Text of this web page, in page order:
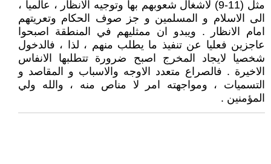
مثل (11-9) لاشغال شعوبهم بها وتوجيه الانظار ، عالميا ،
الى الاسلام و المسلمين و جز صوف الحكام وتعريتهم
امام الانظار . ويبدو ان ممثليهم في المنطقة اصبحوا
عاجزين فعليا عن تنفيذ ما يطلب منهم ، لذا ، فالدخول
شخصيا لايجاد المخرج اصبح ضرورة تتطلبها الانفاس
الاخيرة . فالصراع متعدد الاوجه والاسباب و المقاصد و
التسميات ، ومواجهته امر لا مناص منه ، والله ولي
المؤمنين .